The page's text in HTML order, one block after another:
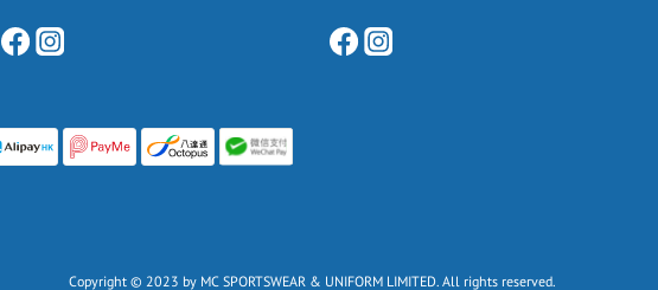
Copyright © 2023 by MC SPORTSWEAR & UNIFORM LIMITED. All rights reserved.